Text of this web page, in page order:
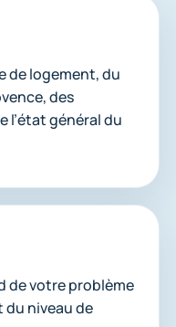
de logement, du
des
l’état général du
de votre problème
niveau de